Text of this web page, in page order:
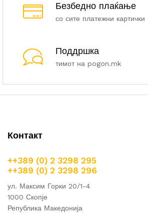
Безбедно плаќање
со сите платежни картички
Поддршка
тимот на pogon.mk
Контакт
++389 (0) 2 3298 295
++389 (0) 2 3298 296
ул. Максим Горки 20/1-4
1000 Скопје
Република Македонија